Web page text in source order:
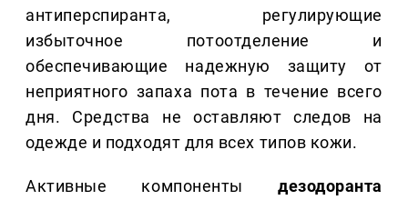
антиперспиранта, регулирующие
избыточное потоотделение и
обеспечивающие надежную защиту от
неприятного запаха пота в течение всего
дня. Средства не оставляют следов на
одежде и подходят для всех типов кожи.
Активные компонентыдезодоранта